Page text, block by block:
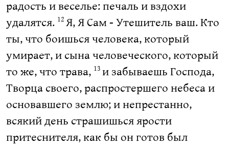
радость и веселье: печаль и вздохи
удалятся. 12 Я, Я Сам - Утешитель ваш. Кто
ты, что боишься человека, который
умирает, и сына человеческого, который
то же, что трава, 13 и забываешь Господа,
Творца своего, распростершего небеса и
основавшего землю; и непрестанно,
всякий день страшишься ярости
притеснителя, как бы он готов был